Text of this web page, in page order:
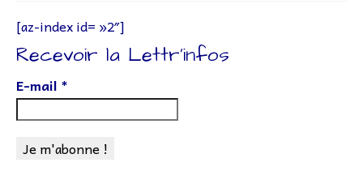
Organisation
Lettr’Infos
Embarquez
Bateaux
[az-index id= »2″]
Recevoir la Lettr’infos
E-mail *